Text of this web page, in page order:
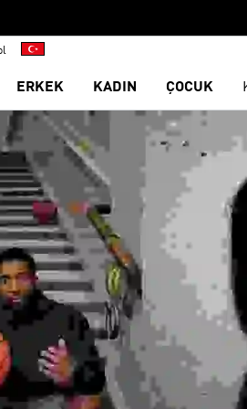
ERKEK KADIN ÇOCUK